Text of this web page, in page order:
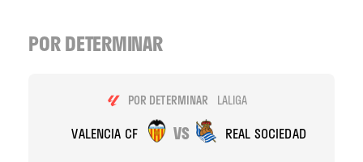
POR DETERMINAR
POR DETERMINAR LALIGA
VALENCIA CF VS REAL SOCIEDAD